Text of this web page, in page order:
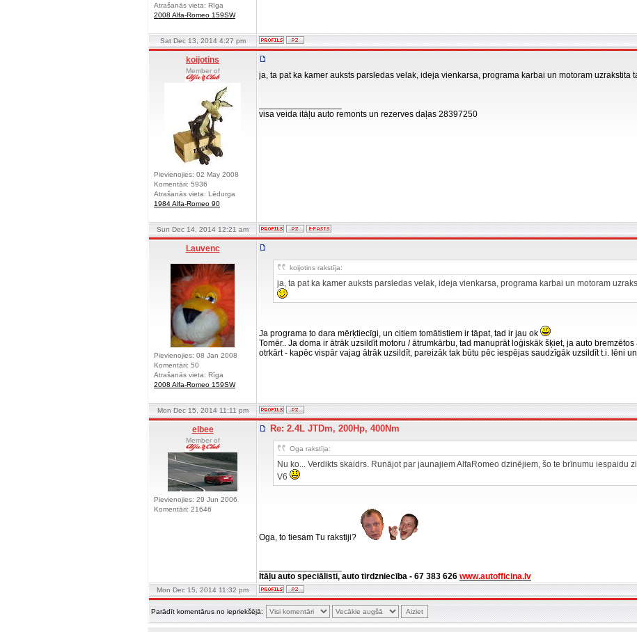
Atrašanās vieta: Rīga
2008 Alfa-Romeo 159SW
Sat Dec 13, 2014 4:27 pm
koijotins
Member of
Pievienojies: 02 May 2008
Komentāri: 5936
Atrašanās vieta: Lēdurga
1984 Alfa-Romeo 90
ja, ta pat ka kamer auksts parsledas velak, ideja vienkarsa, programa karbai un motoram uzrakstita
visa veida itāļu auto remonts un rezerves daļas 28397250
Sun Dec 14, 2014 12:21 am
Lauvenc
Pievienojies: 08 Jan 2008
Komentāri: 50
Atrašanās vieta: Rīga
2008 Alfa-Romeo 159SW
koijotins rakstīja:
ja, ta pat ka kamer auksts parsledas velak, ideja vienkarsa, programa karbai un motoram
Ja programa to dara mērķtiecīgi, un citiem tomātistiem ir tāpat, tad ir jau ok
Tomēr.. Ja doma ir ātrāk uzsildīt motoru / ātrumkārbu, tad manuprāt loģiskāk šķiet, ja auto
otrkārt - kapēc vispār vajag ātrāk uzsildīt, pareizāk tak būtu pēc iespējas saudzīgāk uzsildīt t.i. lēni
Mon Dec 15, 2014 11:11 pm
elbee
Member of
Pievienojies: 29 Jun 2006
Komentāri: 21646
Re: 2.4L JTDm, 200Hp, 400Nm
Oga rakstīja:
Nu ko... Verdikts skaidrs. Runājot par jaunajiem AlfaRomeo dzinējiem, šo te brīnumu iespaidu
V6
Oga, to tiesam Tu rakstiji?
Itāļu auto speciālisti, auto tirdzniecība - 67 383 626 www.autofficina.lv
Mon Dec 15, 2014 11:32 pm
Parādīt komentārus no iepriekšējā: